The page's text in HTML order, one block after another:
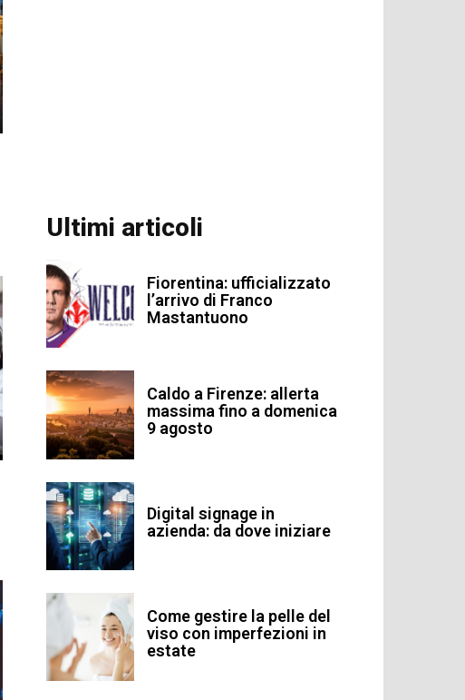
Ultimi articoli
Fiorentina: ufficializzato
l’arrivo di Franco
Mastantuono
Caldo a Firenze: allerta
massima fino a domenica
9 agosto
Digital signage in
azienda: da dove iniziare
Come gestire la pelle del
viso con imperfezioni in
estate